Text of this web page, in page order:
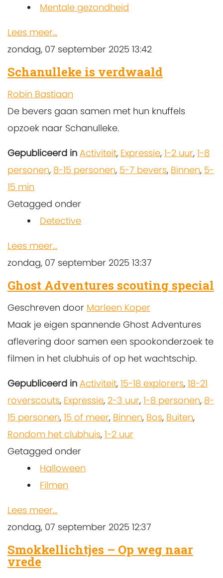
Mentale gezondheid
Lees meer...
zondag, 07 september 2025 13:42
Schanulleke is verdwaald
Robin Bastiaan
De bevers gaan samen met hun knuffels
opzoek naar Schanulleke.
Gepubliceerd in Activiteit, Expressie, 1-2 uur, 1-8
personen, 8-15 personen, 5-7 bevers, Binnen, 5-
15 min
Getagged onder
Detective
Lees meer...
zondag, 07 september 2025 13:37
Ghost Adventures scouting special
Geschreven door Marleen Koper
Maak je eigen spannende Ghost Adventures
aflevering door samen een spookonderzoek te
filmen in het clubhuis of op het wachtschip.
Gepubliceerd in Activiteit, 15-18 explorers, 18-21
roverscouts, Expressie, 2-3 uur, 1-8 personen, 8-
15 personen, 15 of meer, Binnen, Bos, Buiten,
Rondom het clubhuis, 1-2 uur
Getagged onder
Halloween
Filmen
Lees meer...
zondag, 07 september 2025 12:37
Smokkellichtjes – Op weg naar
vrede